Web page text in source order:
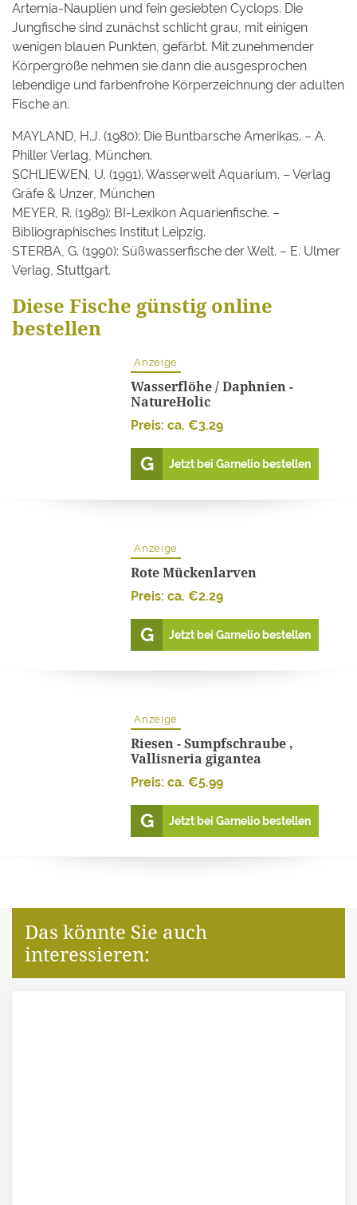
Artemia-Nauplien und fein gesiebten Cyclops. Die
Jungfische sind zunächst schlicht grau, mit einigen
wenigen blauen Punkten, gefärbt. Mit zunehmender
Körpergröße nehmen sie dann die ausgesprochen
lebendige und farbenfrohe Körperzeichnung der adulten
Fische an.
MAYLAND, H.J. (1980): Die Buntbarsche Amerikas. – A.
Philler Verlag, München.
SCHLIEWEN, U. (1991). Wasserwelt Aquarium. – Verlag
Gräfe & Unzer, München
MEYER, R. (1989): BI-Lexikon Aquarienfische. –
Bibliographisches Institut Leipzig.
STERBA, G. (1990): Süßwasserfische der Welt. – E. Ulmer
Verlag, Stuttgart.
Diese Fische günstig online
bestellen
Anzeige
Wasserflöhe / Daphnien -
NatureHolic
Preis: ca.€3.29
Jetzt bei Garnelio bestellen
Anzeige
Rote Mückenlarven
Preis: ca.€2.29
Jetzt bei Garnelio bestellen
Anzeige
Riesen - Sumpfschraube ,
Vallisneria gigantea
Preis: ca.€5.99
Jetzt bei Garnelio bestellen
Das könnte Sie auch
interessieren: